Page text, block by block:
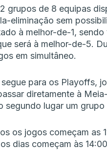
grupos de 8 equipas
eliminação sem
à melhor-de-1,
será à melhor-de-5.
em simultâneo.
para os Playoffs,
diretamente à
segundo lugar um
os jogos começam as
dias começam às